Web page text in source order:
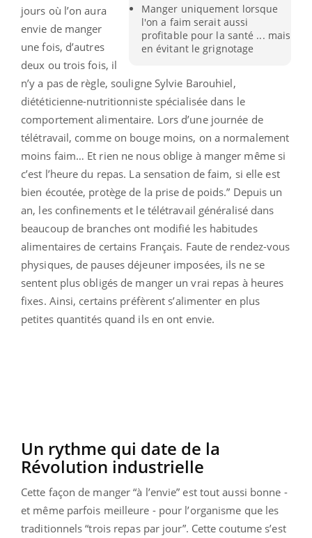
Manger uniquement lorsque
l'on a faim serait aussi
profitable pour la santé ... mais
en évitant le grignotage
jours où l’on aura
envie de manger
une fois, d’autres
deux ou trois fois, il
n’y a pas de règle, souligne Sylvie Barouhiel,
diététicienne-nutritionniste spécialisée dans le
comportement alimentaire. Lors d’une journée de
télétravail, comme on bouge moins, on a normalement
moins faim… Et rien ne nous oblige à manger même si
c’est l’heure du repas. La sensation de faim, si elle est
bien écoutée, protège de la prise de poids.” Depuis un
an, les confinements et le télétravail généralisé dans
beaucoup de branches ont modifié les habitudes
alimentaires de certains Français. Faute de rendez-vous
physiques, de pauses déjeuner imposées, ils ne se
sentent plus obligés de manger un vrai repas à heures
fixes. Ainsi, certains préfèrent s’alimenter en plus
petites quantités quand ils en ont envie.
Un rythme qui date de la
Révolution industrielle
Cette façon de manger “à l’envie” est tout aussi bonne -
et même parfois meilleure - pour l’organisme que les
traditionnels “trois repas par jour”. Cette coutume s’est